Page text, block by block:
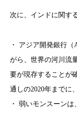
次に、インドに関す
・ アジア開発銀行
がら、世界の河川流
要が現存することが
通しの2020年までに
・ 弱いモンスーン